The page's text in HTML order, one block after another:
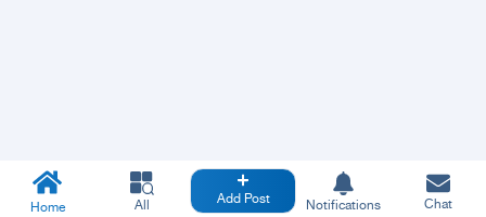
Home All Add Post Notifications Chat